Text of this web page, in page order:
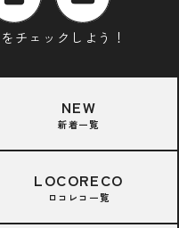
チェックしよう！
NEW
新着一覧
LOCORECO
ロコレコ一覧